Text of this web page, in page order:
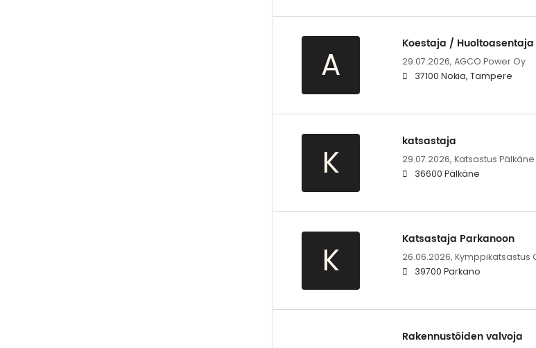
A
Koestaja / Huoltoasentaja
29.07.2026, AGCO Power Oy
37100 Nokia, Tampere
K
katsastaja
29.07.2026, Katsastus Pälkäne
36600 Pälkäne
K
Katsastaja Parkanoon
26.06.2026, Kymppikatsastus
39700 Parkano
Rakennustöiden valvoja